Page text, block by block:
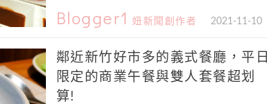
Blogger1 妞新聞創作者 2021-11-10
鄰近新竹好市多的義式餐廳，平日
限定的商業午餐與雙人套餐超划
算!